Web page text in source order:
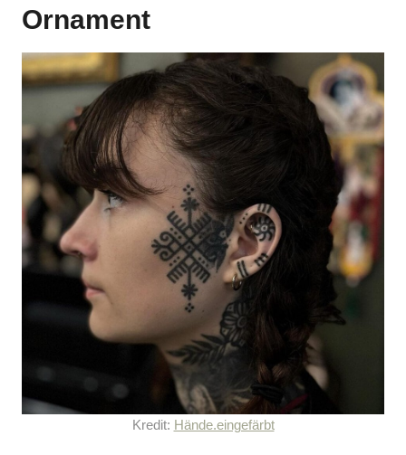
Ornament
Kredit: Hände.eingefärbt